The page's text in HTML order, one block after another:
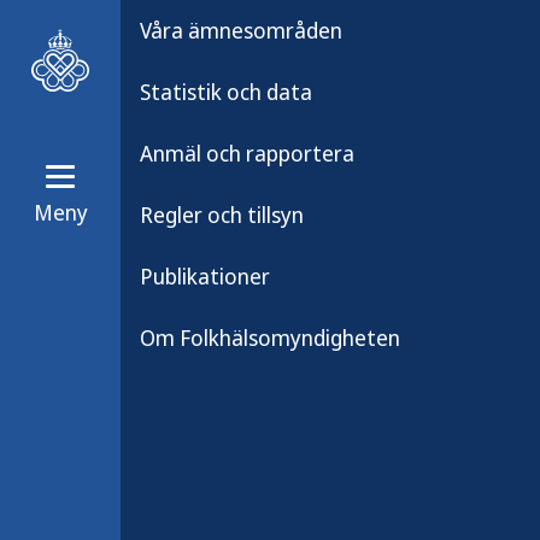
Meny
Våra ämnesområden
Statistik och data
Anmäl och rapportera
Regler och tillsyn
Publikationer
Om Folkhälsomyndigheten
Publikationen är
Den publikation du